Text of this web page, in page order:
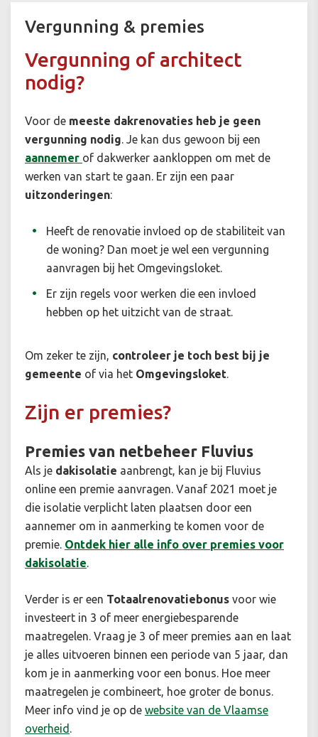
Vergunning & premies
Vergunning of architect
nodig?
Voor de meeste dakrenovaties heb je geen
vergunning nodig. Je kan dus gewoon bij een
aannemer of dakwerker aankloppen om met de
werken van start te gaan. Er zijn een paar
uitzonderingen:
Heeft de renovatie invloed op de stabiliteit van
de woning? Dan moet je wel een vergunning
aanvragen bij het Omgevingsloket.
Er zijn regels voor werken die een invloed
hebben op het uitzicht van de straat.
Om zeker te zijn, controleer je toch best bij je
gemeente of via het Omgevingsloket.
Zijn er premies?
Premies van netbeheer Fluvius
Als je dakisolatie aanbrengt, kan je bij Fluvius
online een premie aanvragen. Vanaf 2021 moet je
die isolatie verplicht laten plaatsen door een
aannemer om in aanmerking te komen voor de
premie. Ontdek hier alle info over premies voor
dakisolatie.
Verder is er een Totaalrenovatiebonus voor wie
investeert in 3 of meer energiebesparende
maatregelen. Vraag je 3 of meer premies aan en laat
je alles uitvoeren binnen een periode van 5 jaar, dan
kom je in aanmerking voor een bonus. Hoe meer
maatregelen je combineert, hoe groter de bonus.
Meer info vind je op de website van de Vlaamse
overheid .